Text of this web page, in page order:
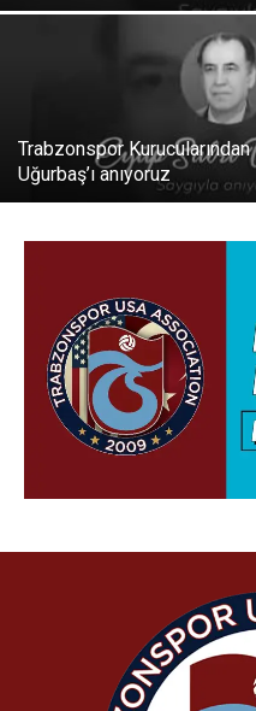
Trabzonspor Kurucularından
Uğurbaş’ı anıyoruz